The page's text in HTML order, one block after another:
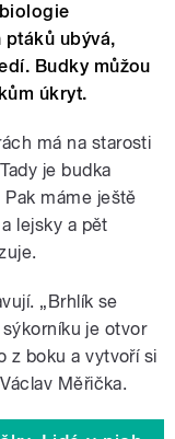
ubývá,
Budky můžou
úkryt.
má na starosti
je budka
máme ještě
lejsky a pět
„Brhlík se
je otvor
z boku a vytvoří si
Měřička.